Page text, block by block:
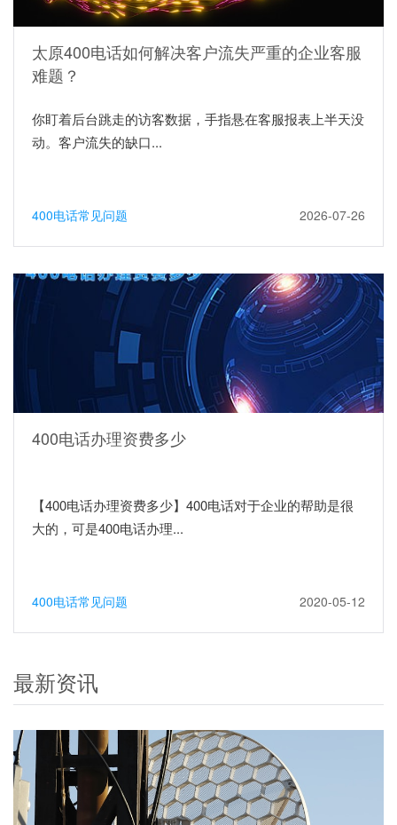
太原400电话如何解决客户流失严重的企业客服
难题？
你盯着后台跳走的访客数据，手指悬在客服报表上半天没
动。客户流失的缺口...
400电话常见问题 2026-07-26
400电话办理资费多少
【400电话办理资费多少】400电话对于企业的帮助是很
大的，可是400电话办理...
400电话常见问题 2020-05-12
最新资讯